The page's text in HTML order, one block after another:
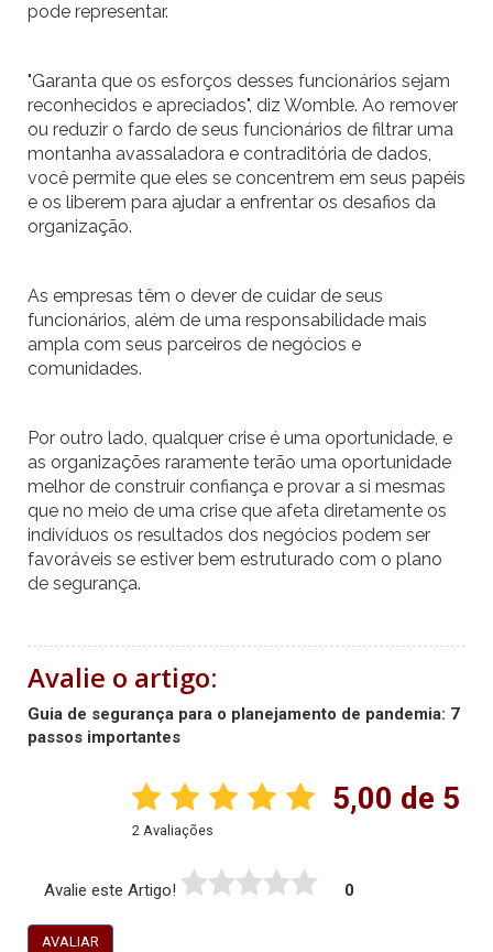
pode representar.
"Garanta que os esforços desses funcionários sejam
reconhecidos e apreciados", diz Womble. Ao remover
ou reduzir o fardo de seus funcionários de filtrar uma
montanha avassaladora e contraditória de dados,
você permite que eles se concentrem em seus papéis
e os liberem para ajudar a enfrentar os desafios da
organização.
As empresas têm o dever de cuidar de seus
funcionários, além de uma responsabilidade mais
ampla com seus parceiros de negócios e
comunidades.
Por outro lado, qualquer crise é uma oportunidade, e
as organizações raramente terão uma oportunidade
melhor de construir confiança e provar a si mesmas
que no meio de uma crise que afeta diretamente os
indivíduos os resultados dos negócios podem ser
favoráveis se estiver bem estruturado com o plano
de segurança.
Avalie o artigo:
Guia de segurança para o planejamento de pandemia: 7
passos importantes
5,00 de 5
2 Avaliações
Avalie este Artigo! 0
AVALIAR